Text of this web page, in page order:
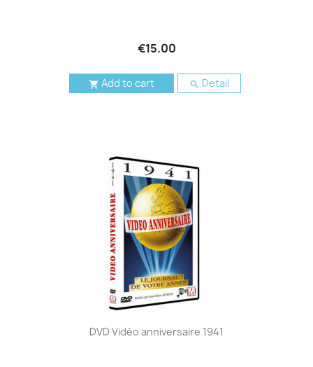
€15.00
 Add to cart  Detail
DVD Vidéo anniversaire 1941